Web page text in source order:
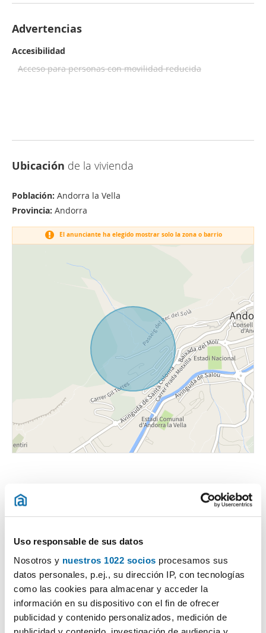
Uso responsable de sus datos
Nosotros y nuestros 1022 socios procesamos sus
datos personales, p.ej., su dirección IP, con tecnologías
como las cookies para almacenar y acceder la
información en su dispositivo con el fin de ofrecer
publicidad y contenido personalizados, medición de
Advertencias
Accesibilidad
Acceso para personas con movilidad reducida
Ubicación de la vivienda
Población: Andorra la Vella
Provincia: Andorra
El anunciante ha elegido mostrar solo la zona o barrio
Certificado energético
ESCALA DE LA CALIFICACIÓN ENERGÉTICA Consumo energía
2 año
Emisiones
2año
A
B